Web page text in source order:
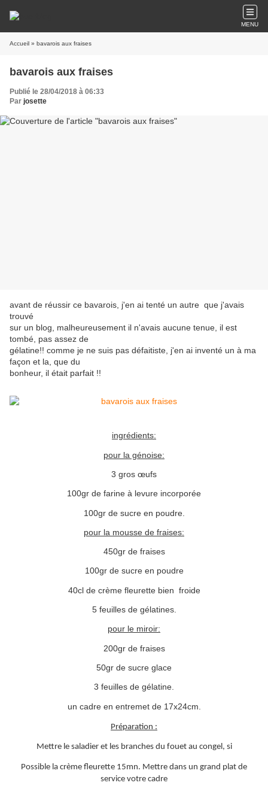
MENU
Accueil » bavarois aux fraises
bavarois aux fraises
Publié le 28/04/2018 à 06:33
Par josette
avant de réussir ce bavarois, j'en ai tenté un autre que j'avais
trouvé
sur un blog, malheureusement il n'avais aucune tenue, il est
tombé, pas assez de
gélatine!! comme je ne suis pas défaitiste, j'en ai inventé un à ma
façon et la, que du
bonheur, il était parfait !!
ingrédients:
pour la génoise:
3 gros œufs
100gr de farine à levure incorporée
100gr de sucre en poudre.
pour la mousse de fraises:
450gr de fraises
100gr de sucre en poudre
40cl de crème fleurette bien froide
5 feuilles de gélatines.
pour le miroir:
200gr de fraises
50gr de sucre glace
3 feuilles de gélatine.
un cadre en entremet de 17x24cm.
Préparation :
Mettre le saladier et les branches du fouet au congel, si
Possible la crème fleurette 15mn. Mettre dans un grand plat de
service votre cadre